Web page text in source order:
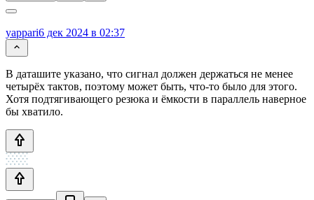
yappari6 дек 2024 в 02:37
В даташите указано, что сигнал должен держаться не менее
четырёх тактов, поэтому может быть, что-то было для этого.
Хотя подтягивающего резюка и ёмкости в параллель наверное
бы хватило.